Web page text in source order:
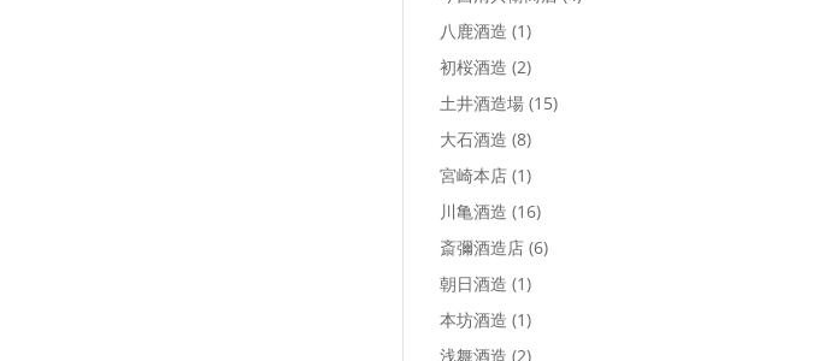
八鹿酒造 (1)
初桜酒造 (2)
土井酒造場 (15)
大石酒造 (8)
宮崎本店 (1)
川亀酒造 (16)
斎彌酒造店 (6)
朝日酒造 (1)
本坊酒造 (1)
浅舞酒造 (2)